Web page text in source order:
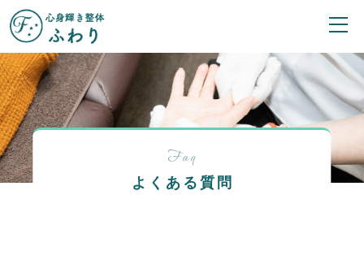
Faq
よくある質問